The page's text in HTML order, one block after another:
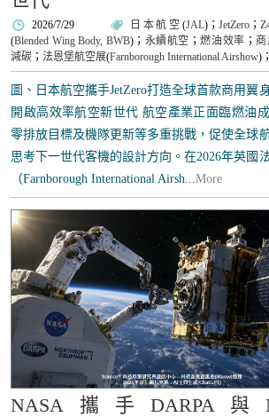
2026/7/29 日本航空 (JAL)； JetZero；
(Blended Wing Body, BWB)； 永續航空 ； 燃油效率 ；
減碳 ；法恩堡航空展(Farnborough International Airshow)
圖、日本航空攜手JetZero打造全球首款商用翼
開啟高效率航空新世代 航空產業正面臨燃油
零排放目標及機隊更新等多重挑戰，促使全球
思考下一世代客機的設計方向。在2026年英國
（Farnborough International Airsh...More
NASA攜手DARPA與